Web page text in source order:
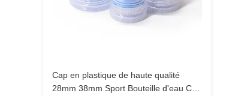
Cap en plastique de haute qualité
28mm 38mm Sport Bouteille d'eau Cap